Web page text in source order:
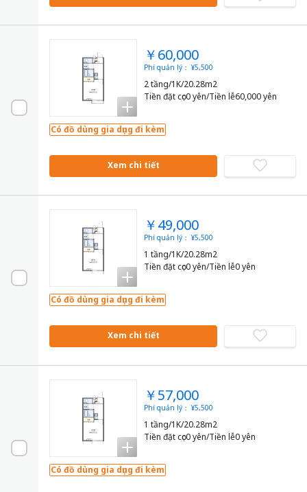
￥60,000
Phí quản lý： ¥5,500
2 tầng/1K/20.28m2
Tiền đặt cọc0 yên/Tiền lễ60,000 yên
Có đồ dùng gia dụng đi kèm
Xem chi tiết
￥49,000
Phí quản lý： ¥5,500
1 tầng/1K/20.28m2
Tiền đặt cọc0 yên/Tiền lễ0 yên
Có đồ dùng gia dụng đi kèm
Xem chi tiết
￥57,000
Phí quản lý： ¥5,500
1 tầng/1K/20.28m2
Tiền đặt cọc0 yên/Tiền lễ0 yên
Có đồ dùng gia dụng đi kèm